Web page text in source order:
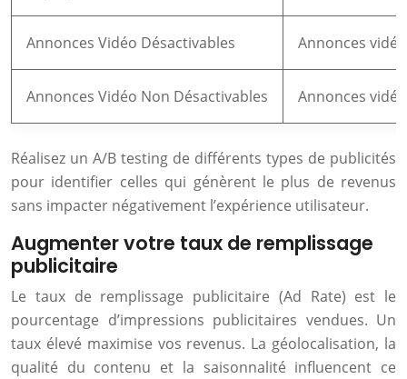
Annonces Vidéo Désactivables Annonces
Annonces Vidéo Non Désactivables Annonces
Réalisez un A/B testing de différents types de publicités
pour identifier celles qui génèrent le plus de revenus
sans impacter négativement l’expérience utilisateur.
Augmenter votre taux de remplissage
publicitaire
Le taux de remplissage publicitaire (Ad Rate) est le
pourcentage d’impressions publicitaires vendues. Un
taux élevé maximise vos revenus. La géolocalisation, la
qualité du contenu et la saisonnalité influencent ce